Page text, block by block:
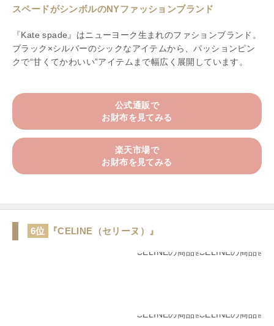
スペードがシンボルのNYファッションブランド
『Kate spade』はニューヨーク生まれのファションブランド。
ブラック×シルバーのシックなアイテムから、パッションピン
クで“甘くてかわいい”アイテムまで幅広く展開しています。
公式通販で
お財布を見てみる
楽天市場で
お財布を見てみる
6位 『CELINE（セリーヌ）』